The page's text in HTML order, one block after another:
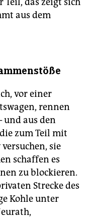
aus dem
vor einer
rennen
aus den
zum Teil mit
sie
schaffen es
zu blockieren.
Strecke des
Kohle unter